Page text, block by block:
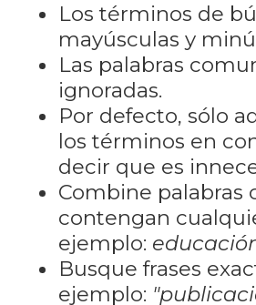
Los términos de
mayúsculas y
Las palabras
ignoradas.
Por defecto, sólo
los términos en
decir que es
Combine palabras
contengan
ejemplo:
Busque frases
ejemplo: